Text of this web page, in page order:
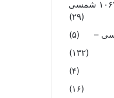
(۲۹)
(۵)
(۱۳۲)
(۴)
(۱۶)